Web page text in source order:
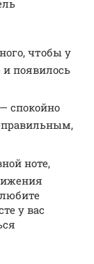
чтобы у
и появилось
спокойно
ноте,
у вас